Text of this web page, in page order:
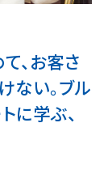
、お客さ
ない。ブル
に学ぶ、